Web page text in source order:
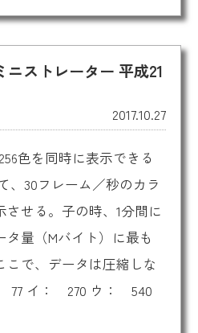
ストレーター 平成21
2017.10.27
色を同時に表示できる
、30フレーム／秒のカラ
せる。子の時、1分間に
量（Mバイト）に最も
で、データは圧縮しな
77 イ： 270 ウ： 540